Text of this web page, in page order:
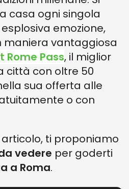
PIÙ FRIZZANTE DELLA CITTÀ
VACANZA A ROMA SE NON LA
DI CANOVA E BERNINI
IN UNO DEI SUOI QUARTIERI
casa ogni singola
emozione,
maniera vantaggiosa
Rome Pass, il miglior
città con oltre 50
sua offerta alle
o con
ti proponiamo
vedere per goderti
a Roma.